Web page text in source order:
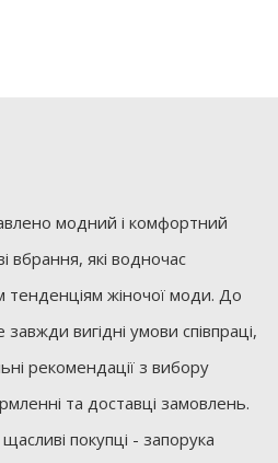
модний і комфортний
вбрання, які водночас
тенденціям жіночої моди. До
вигідні умови співпраці,
рекомендації з вибору
та доставці замовлень.
покупці - запорука